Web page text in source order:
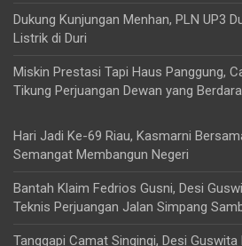
Dukung Kunjungan Menhan, PLN UP3
Listrik di Duri
Miskin Prestasi Tapi Haus Panggung,
Tikung Perjuangan Dewan yang
Hari Jadi Ke-69 Riau, Kasmarni
Semangat Membangun Negeri
Bantah Klaim Fedrios Gusni, Desi
Teknis Perjuangan Jalan Simpang
Tanggapi Camat Singingi, Desi Guswita